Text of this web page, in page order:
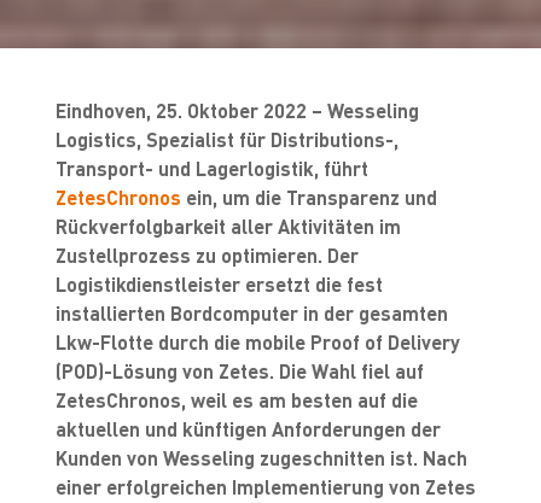
Eindhoven, 25. Oktober 2022 – Wesseling
Logistics, Spezialist für Distributions-,
Transport- und Lagerlogistik, führt
ZetesChronos ein, um die Transparenz und
Rückverfolgbarkeit aller Aktivitäten im
Zustellprozess zu optimieren. Der
Logistikdienstleister ersetzt die fest
installierten Bordcomputer in der gesamten
Lkw-Flotte durch die mobile Proof of Delivery
(POD)-Lösung von Zetes. Die Wahl fiel auf
ZetesChronos, weil es am besten auf die
aktuellen und künftigen Anforderungen der
Kunden von Wesseling zugeschnitten ist. Nach
einer erfolgreichen Implementierung von Zetes